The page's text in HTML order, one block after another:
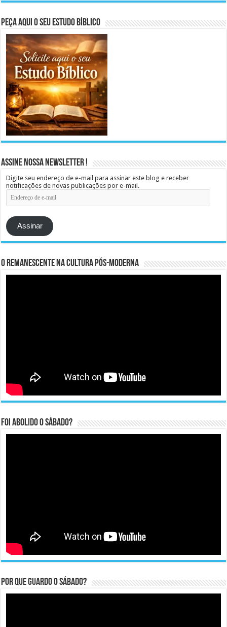
Peça aqui o seu Estudo Bíblico
Assine Nossa Newsletter !
Digite seu endereço de e-mail para assinar este blog e receber
notificações de novas publicações por e-mail.
Endereço
de
e-
mail
Assinar
O remanescente na cultura pós-moderna
Foi abolido o sábado?
Por que guardo o Sábado?